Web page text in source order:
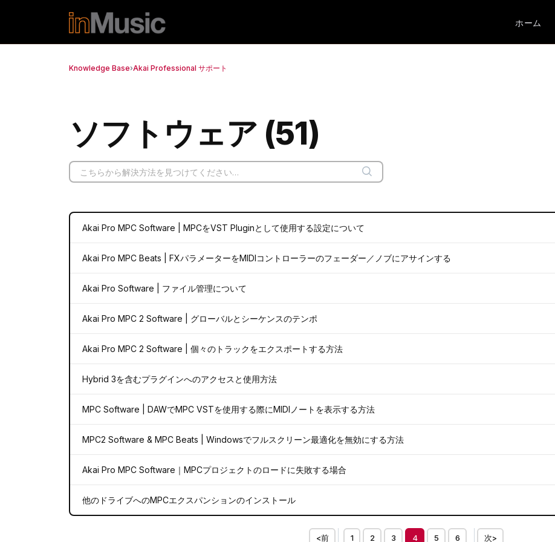
ホーム
Knowledge Base›Akai Professional サポート
ソフトウェア (51)
Akai Pro MPC Software | MPCをVST Pluginとして使用する設定について
Akai Pro MPC Beats | FXパラメーターをMIDIコントローラーのフェーダー／ノブにアサインする
Akai Pro Software | ファイル管理について
Akai Pro MPC 2 Software | グローバルとシーケンスのテンポ
Akai Pro MPC 2 Software | 個々のトラックをエクスポートする方法
Hybrid 3を含むプラグインへのアクセスと使用方法
MPC Software | DAWでMPC VSTを使用する際にMIDIノートを表示する方法
MPC2 Software & MPC Beats | Windowsでフルスクリーン最適化を無効にする方法
Akai Pro MPC Software｜MPCプロジェクトのロードに失敗する場合
他のドライブへのMPCエクスパンションのインストール
<前 1 2 3 4 5 6 次>